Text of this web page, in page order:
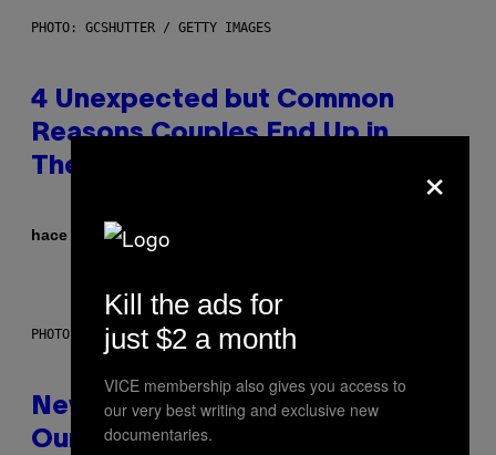
PHOTO: GCSHUTTER / GETTY IMAGES
4 Unexpected but Common
Reasons Couples End Up in
Therapy, According to an Expert
hace 34 minutosPor
PHOTO: CSA-PRINTSTOCK / GETTY IMAGES
New Study Reveals We Still Pick
Our Friends the Same Way
×
Kill the ads for
just $2 a month
VICE membership also gives you access to
our very best writing and exclusive new
documentaries.